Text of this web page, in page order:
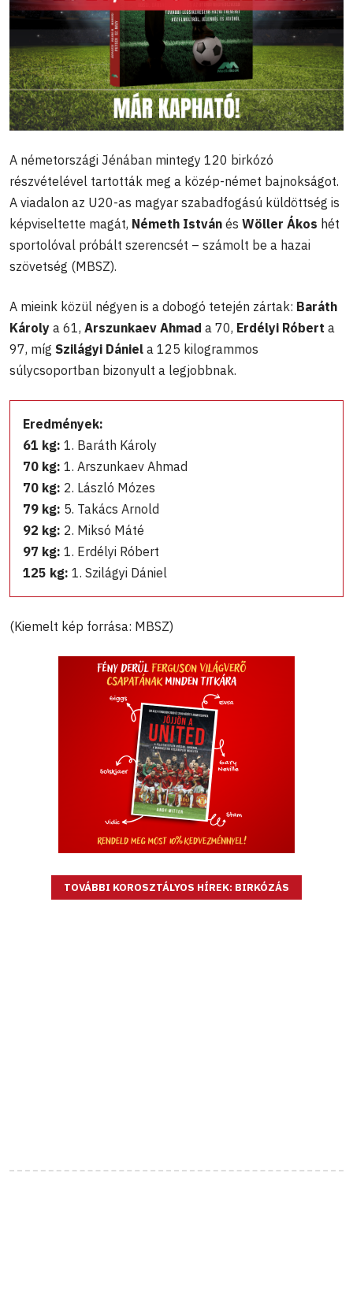
A németországi Jénában mintegy 120 birkózó
részvételével tartották meg a közép-német bajnokságot.
A viadalon az U20-as magyar szabadfogású küldöttség is
képviseltette magát, Németh István és Wöller Ákos hét
sportolóval próbált szerencsét – számolt be a hazai
szövetség (MBSZ).
A mieink közül négyen is a dobogó tetején zártak: Baráth
Károly a 61, Arszunkaev Ahmad a 70, Erdélyi Róbert a
97, míg Szilágyi Dániel a 125 kilogrammos
súlycsoportban bizonyult a legjobbnak.
Eredmények:
61 kg: 1. Baráth Károly
70 kg: 1. Arszunkaev Ahmad
70 kg: 2. László Mózes
79 kg: 5. Takács Arnold
92 kg: 2. Miksó Máté
97 kg: 1. Erdélyi Róbert
125 kg: 1. Szilágyi Dániel
(Kiemelt kép forrása: MBSZ)
TOVÁBBI KOROSZTÁLYOS HÍREK: BIRKÓZÁS